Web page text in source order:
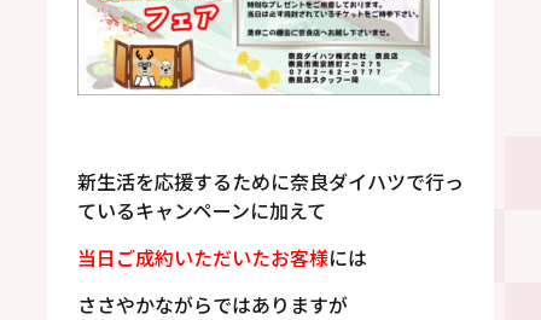
新生活を応援するために奈良ダイハツで行っ
ているキャンペーンに加えて
当日ご成約いただいたお客様には
ささやかながらではありますが